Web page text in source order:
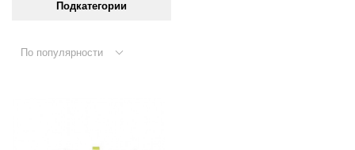
Подкатегории
По популярности